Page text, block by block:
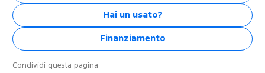
Hai un usato?
Finanziamento
Condividi questa pagina